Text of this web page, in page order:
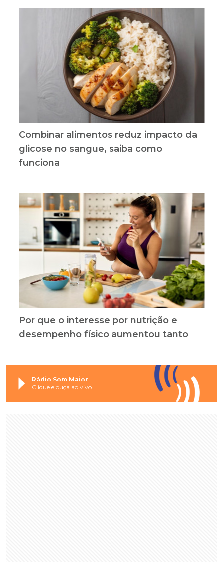
Combinar alimentos reduz impacto da
glicose no sangue, saiba como
funciona
Por que o interesse por nutrição e
desempenho físico aumentou tanto
Rádio Som Maior
Clique e ouça ao vivo